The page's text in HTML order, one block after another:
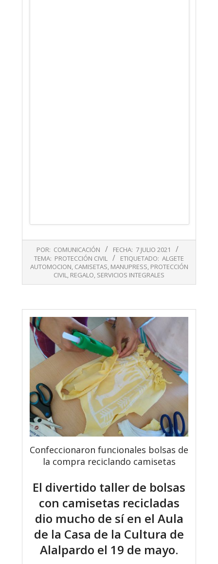
POR: COMUNICACIÓN FECHA: 7 JULIO 2021
TEMA: PROTECCIÓN CIVIL ETIQUETADO: ALGETE
AUTOMOCION, CAMISETAS, MANUPRESS, PROTECCIÓN
CIVIL, REGALO, SERVICIOS INTEGRALES
Confeccionaron funcionales bolsas de
la compra reciclando camisetas
El divertido taller de bolsas
con camisetas recicladas
dio mucho de sí en el Aula
de la Casa de la Cultura de
Alalpardo el 19 de mayo.